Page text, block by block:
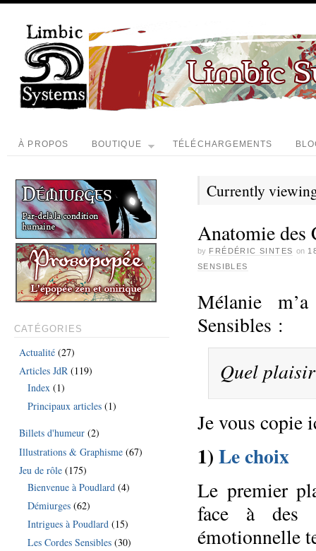
À PROPOS BOUTIQUE TÉLÉCHARGEMENTS
Currently
Anatomie des
by FRÉDÉRIC SINTES on
SENSIBLES
Mélanie
Sensibles :
Quel
Je vous copie
1) Le choix
Le premier
face à des
émotionnelle
CATÉGORIES
Actualité (27)
Articles JdR (119)
Index (1)
Principaux articles (1)
Billets d'humeur (2)
Illustrations & Graphisme (67)
Jeu de rôle (175)
Bienvenue à Poudlard (4)
Démiurges (62)
Intrigues à Poudlard (15)
Les Cordes Sensibles (30)